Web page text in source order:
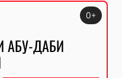
АБУ-ДАБИ
0+